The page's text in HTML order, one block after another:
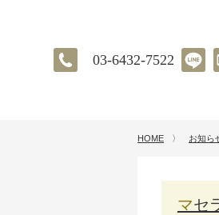
03-6432-7522
HOME 〉 お知ら
マセラティ クアトロポルテのバルブをＬＥＤバルブに交換を致し